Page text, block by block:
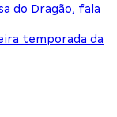
do Dragão, fala
temporada da